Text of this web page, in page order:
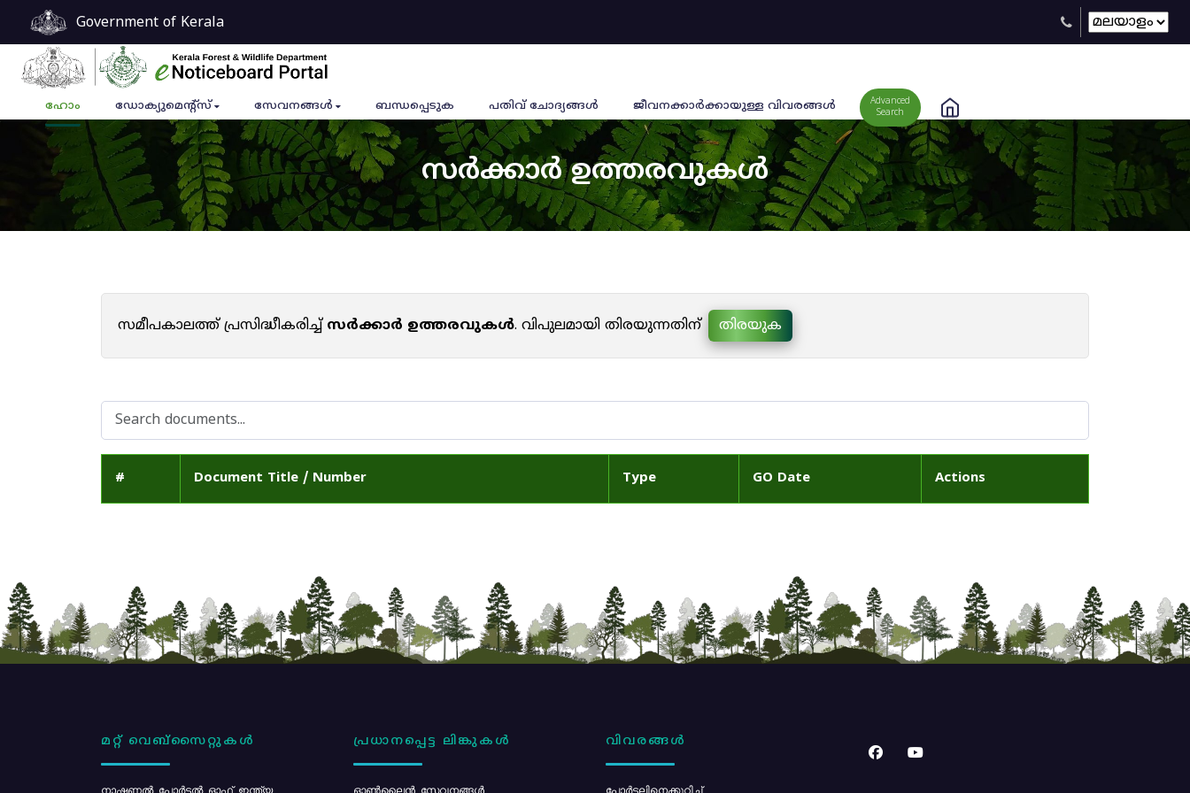
Government of Kerala
ഹോം ഡോക്യുമെൻ്റ്സ് സേവനങ്ങൾ ബന്ധപ്പെടുക പതിവ് ചോദ്യങ്ങൾ ജീവനക്കാര്‍ക്കായുള്ള വിവരങ്ങള്‍
Advanced
Search
സർക്കാർ ഉത്തരവുകൾ
സമീപകാലത്ത് പ്രസിദ്ധീകരിച്ച്സർക്കാർ ഉത്തരവുകൾ. വിപുലമായി തിരയുന്നതിന് തിരയുക
# Document Title / Number Type GO Date Actions
മറ്റ് വെബ്സൈറ്റുകൾ
നാഷണൽ പോർട്ടൽ ഓഫ് ഇന്ത്യ
പ്രധാനപ്പെട്ട ലിങ്കുകൾ
ഓൺലൈൻ സേവനങ്ങൾ
വിവരങ്ങൾ
പോര്‍ട്ടലിനെക്കുറിച്ച്